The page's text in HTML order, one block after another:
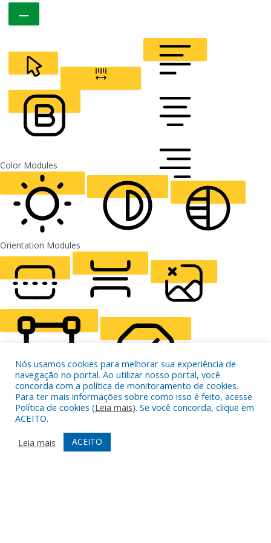
CURSOR
ALIGN TEXT
FONT WEIGHT
Color Modules
LIGHT CONTRAST HIGH CONTRAST
Orientation Modules
READING LINE READING MASK HIDE IMAGES
HIGHLIGHT CONTENT STOP ANIMATIONS
Nós usamos cookies para melhorar sua experiência de
navegação no portal. Ao utilizar nosso portal, você
concorda com a política de monitoramento de cookies.
Para ter mais informações sobre como isso é feito, acesse
Política de cookies (Leia mais). Se você concorda, clique em
ACEITO.
Leia mais
ACEITO